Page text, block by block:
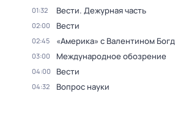
01:32 Вести. Дежурная часть
02:00 Вести
02:45 «Америка» с Валентином
03:00 Международное обозрение
04:00 Вести
04:32 Вопрос науки